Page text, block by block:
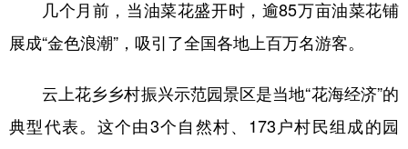
几个月前，当油菜花盛开时，逾85万亩油菜花铺
展成“金色浪潮”，吸引了全国各地上百万名游客。
云上花乡乡村振兴示范园景区是当地“花海经济”的
典型代表。这个由3个自然村、173户村民组成的园